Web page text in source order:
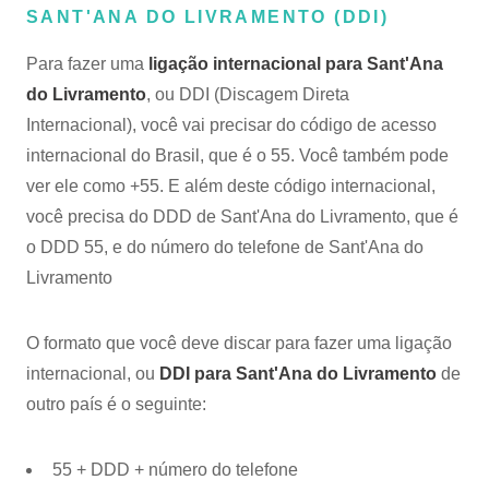
SANT'ANA DO LIVRAMENTO (DDI)
Para fazer uma ligação internacional para Sant'Ana
do Livramento, ou DDI (Discagem Direta
Internacional), você vai precisar do código de acesso
internacional do Brasil, que é o 55. Você também pode
ver ele como +55. E além deste código internacional,
você precisa do DDD de Sant'Ana do Livramento, que é
o DDD 55, e do número do telefone de Sant'Ana do
Livramento
O formato que você deve discar para fazer uma ligação
internacional, ou DDI para Sant'Ana do Livramento de
outro país é o seguinte:
55 + DDD + número do telefone